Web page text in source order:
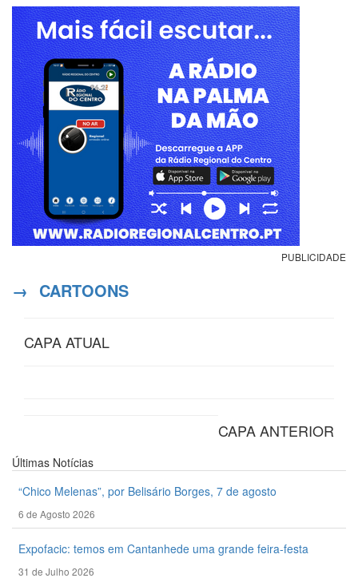
PUBLICIDADE
→ CARTOONS
CAPA ATUAL
CAPA ANTERIOR
Últimas Notícias
“Chico Melenas”, por Belisário Borges, 7 de agosto
6 de Agosto 2026
Expofacic: temos em Cantanhede uma grande feira-festa
31 de Julho 2026